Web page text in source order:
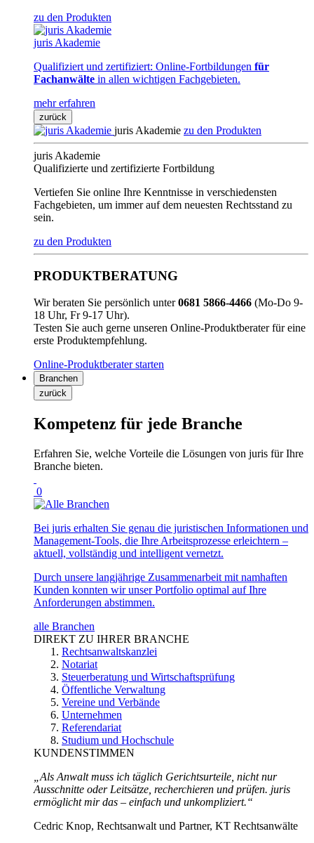
zu den Produkten
juris Akademie
Qualifiziert und zertifiziert: Online-Fortbildungen für
Fachanwälte in allen wichtigen Fachgebieten.
mehr erfahren
zurück
juris Akademie zu den Produkten
juris Akademie
Qualifizierte und zertifizierte Fortbildung
Vertiefen Sie online Ihre Kenntnisse in verschiedensten
Fachgebieten, um immer auf dem neuesten Rechtsstand zu
sein.
zu den Produkten
PRODUKTBERATUNG
Wir beraten Sie persönlich unter0681 5866-4466 (Mo-Do 9-
18 Uhr, Fr 9-17 Uhr).
Testen Sie auch gerne unseren Online-Produktberater für eine
erste Produktempfehlung.
Online-Produktberater starten
Branchen
zurück
Kompetenz für jede Branche
Erfahren Sie, welche Vorteile die Lösungen von juris für Ihre
Branche bieten.
0
Bei juris erhalten Sie genau die juristischen Informationen und
Management-Tools, die Ihre Arbeitsprozesse erleichtern –
aktuell, vollständig und intelligent vernetzt.
Durch unsere langjährige Zusammenarbeit mit namhaften
Kunden konnten wir unser Portfolio optimal auf Ihre
Anforderungen abstimmen.
alle Branchen
DIREKT ZU IHRER BRANCHE
Rechtsanwaltskanzlei
Notariat
Steuerberatung und Wirtschaftsprüfung
Öffentliche Verwaltung
Vereine und Verbände
Unternehmen
Referendariat
Studium und Hochschule
KUNDENSTIMMEN
„Als Anwalt muss ich täglich Gerichtsurteile, nicht nur
Ausschnitte oder Leitsätze, recherchieren und prüfen. juris
ermöglicht mir das – einfach und unkompliziert.“
Cedric Knop, Rechtsanwalt und Partner, KT Rechtsanwälte